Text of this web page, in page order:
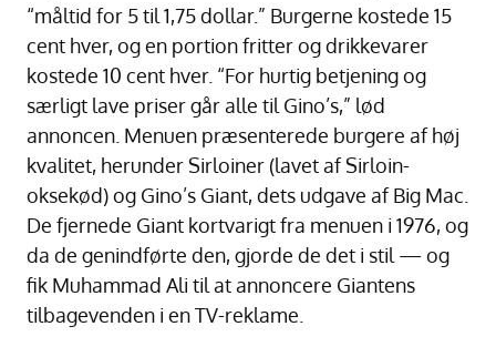
“måltid for 5 til 1,75 dollar.” Burgerne kostede 15
cent hver, og en portion fritter og drikkevarer
kostede 10 cent hver. “For hurtig betjening og
særligt lave priser går alle til Gino’s,” lød
annoncen. Menuen præsenterede burgere af høj
kvalitet, herunder Sirloiner (lavet af Sirloin-
oksekød) og Gino’s Giant, dets udgave af Big Mac.
De fjernede Giant kortvarigt fra menuen i 1976, og
da de genindførte den, gjorde de det i stil — og
fik Muhammad Ali til at annoncere Giantens
tilbagevenden i en TV-reklame.